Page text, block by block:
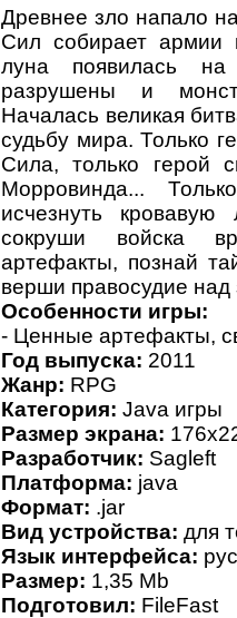
Древнее зло напало
Сил собирает армии
луна появилась
разрушены и
Началась великая
судьбу мира. Только
Сила, только герой
Морровинда...
исчезнуть
сокруши войска
артефакты, познай
верши правосудие над
Особенности игры:
- Ценные артефакты,
Год выпуска: 2011
Жанр: RPG
Категория: Java игры
Размер экрана:
Разработчик: Sagleft
Платформа: java
Формат: .jar
Вид устройства: для
Язык интерфейса:
Размер: 1,35 Mb
Подготовил: FileFast